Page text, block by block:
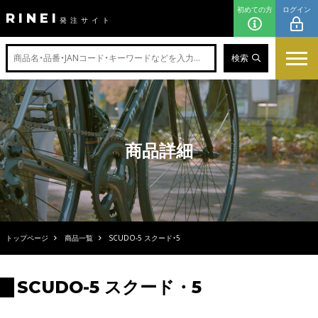
RINEI 発注サイト
初めての方 ログイン
検索
商品詳細
トップページ 商品一覧 SCUDO-5 スクード・5
SCUDO-5 スクード・5